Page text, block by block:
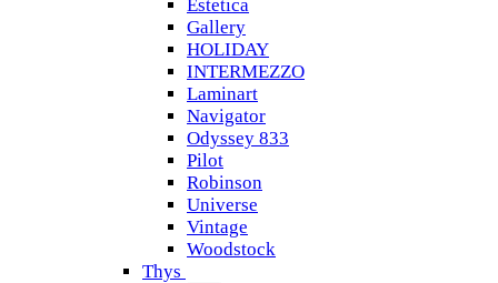
Estetica
Gallery
HOLIDAY
INTERMEZZO
Laminart
Navigator
Odyssey 833
Pilot
Robinson
Universe
Vintage
Woodstock
Thys